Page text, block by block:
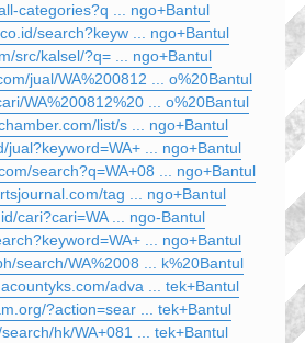
categories?q ... ngo+Bantul
search?keyw ... ngo+Bantul
src/kalsel/?q= ... ngo+Bantul
jual/WA%200812 ... o%20Bantul
WA%200812%20 ... o%20Bantul
list/s ... ngo+Bantul
jual?keyword=WA+ ... ngo+Bantul
search?q=WA+08 ... ngo+Bantul
tag ... ngo+Bantul
cari?cari=WA ... ngo-Bantul
... ngo+Bantul
search/WA%2008 ... k%20Bantul
adva ... tek+Bantul
?action=sear ... tek+Bantul
hk/WA+081 ... tek+Bantul